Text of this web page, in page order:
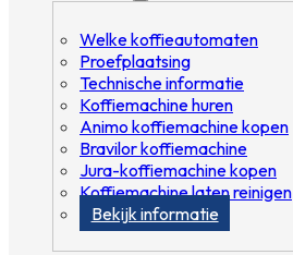
Welke koffieautomaten
Proefplaatsing
Technische informatie
Koffiemachine huren
Animo koffiemachine kopen
Bravilor koffiemachine
Jura-koffiemachine kopen
Koffiemachine laten reinigen
Bekijk informatie